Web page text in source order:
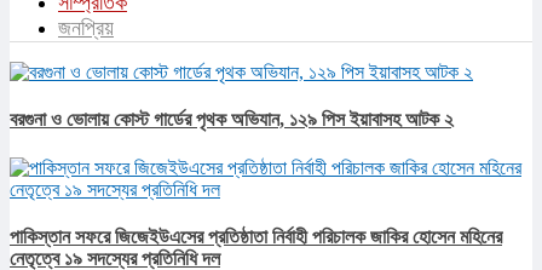
জনপ্রিয়
বরগুনা ও ভোলায় কোস্ট গার্ডের পৃথক অভিযান, ১২৯ পিস ইয়াবাসহ আটক ২
পাকিস্তান সফরে জিজেইউএসের প্রতিষ্ঠাতা নির্বাহী পরিচালক জাকির হোসেন মহিনের
নেতৃত্বে ১৯ সদস্যের প্রতিনিধি দল